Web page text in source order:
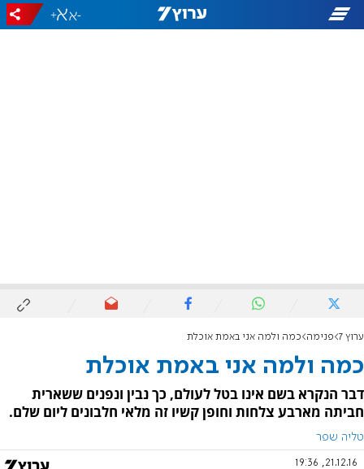
-
+
ערוץ 7 פנימה כמה ולמה אני באמת אוכלת
כמה ולמה אני באמת אוכלת
דבר הנקרא בשם אינו בטל לעולם, כך נבין ונפנים ששארית
חביתה מארבע צלחות וחופן קשיו זה מלאי חלבונים ליום שלם.
טליה שפר
21.12.16, 19:36